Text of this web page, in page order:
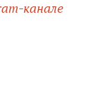
канале